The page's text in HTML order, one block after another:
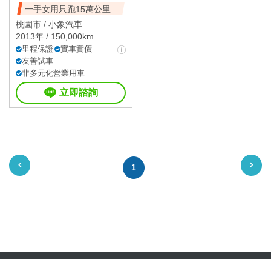
一手女用只跑15萬公里
桃園市 / 小象汽車
2013年 / 150,000km
里程保證
實車實價
友善試車
非多元化營業用車
立即諮詢
1